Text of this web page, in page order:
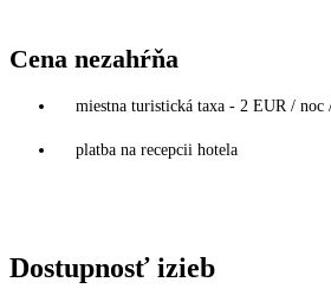
Cena nezahŕňa
miestna turistická taxa - 2 EUR / noc
platba na recepcii hotela
Dostupnosť izieb